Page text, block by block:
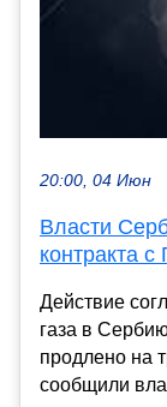
20:00, 04 Июн
Власти
контракта
Действие
газа в
продлено на
сообщили